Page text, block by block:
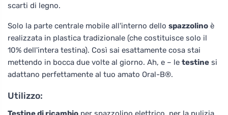
scarti di legno.
Solo la parte centrale mobile all'interno dello spazzolino è
realizzata in plastica tradizionale (che costituisce solo il
10% dell'intera testina). Così sai esattamente cosa stai
mettendo in bocca due volte al giorno. Ah, e – le testine si
adattano perfettamente al tuo amato Oral-B®.
Utilizzo: